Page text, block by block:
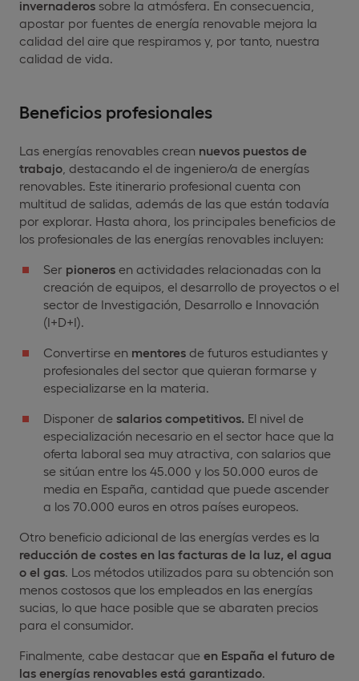
invernaderos sobre la atmósfera. En consecuencia,
apostar por fuentes de energía renovable mejora la
calidad del aire que respiramos y, por tanto, nuestra
calidad de vida.
Beneficios profesionales
Las energías renovables crean nuevos puestos de
trabajo , destacando el de ingeniero/a de energías
renovables. Este itinerario profesional cuenta con
multitud de salidas, además de las que están todavía
por explorar. Hasta ahora, los principales beneficios de
los profesionales de las energías renovables incluyen:
Ser pioneros en actividades relacionadas con la
creación de equipos, el desarrollo de proyectos o el
sector de Investigación, Desarrollo e Innovación
(I+D+I).
Convertirse en mentores de futuros estudiantes y
profesionales del sector que quieran formarse y
especializarse en la materia.
Disponer de salarios competitivos. El nivel de
especialización necesario en el sector hace que la
oferta laboral sea muy atractiva, con salarios que
se sitúan entre los 45.000 y los 50.000 euros de
media en España, cantidad que puede ascender
a los 70.000 euros en otros países europeos.
Otro beneficio adicional de las energías verdes es la
reducción de costes en las facturas de la luz, el agua
o el gas . Los métodos utilizados para su obtención son
menos costosos que los empleados en las energías
sucias, lo que hace posible que se abaraten precios
para el consumidor.
Finalmente, cabe destacar que en España el futuro de
las energías renovables está garantizado